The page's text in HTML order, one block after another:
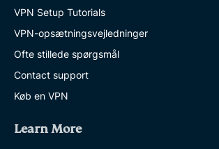
VPN Setup Tutorials
VPN-opsætningsvejledninger
Ofte stillede spørgsmål
Contact support
Køb en VPN
Learn More